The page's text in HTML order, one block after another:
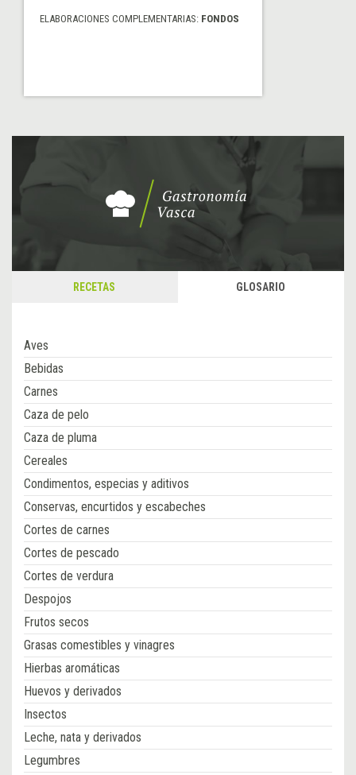
ELABORACIONES COMPLEMENTARIAS: FONDOS
RECETAS GLOSARIO
Aves
Bebidas
Carnes
Caza de pelo
Caza de pluma
Cereales
Condimentos, especias y aditivos
Conservas, encurtidos y escabeches
Cortes de carnes
Cortes de pescado
Cortes de verdura
Despojos
Frutos secos
Grasas comestibles y vinagres
Hierbas aromáticas
Huevos y derivados
Insectos
Leche, nata y derivados
Legumbres